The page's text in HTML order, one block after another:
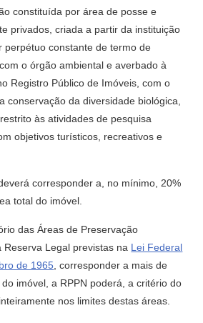
constituída por área de posse e
privados, criada a partir da instituição
perpétuo constante de termo de
o órgão ambiental e averbado à
Registro Público de Imóveis, com o
conservação da diversidade biológica,
às atividades de pesquisa
objetivos turísticos, recreativos e
corresponder a, no mínimo, 20%
total do imóvel.
das Áreas de Preservação
Reserva Legal previstas na Lei Federal
de 1965 , corresponder a mais de
imóvel, a RPPN poderá, a critério do
nos limites destas áreas.